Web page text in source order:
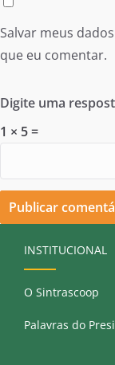
Salvar meus
que eu comentar.
Digite uma
1 × 5 =
INSTITUCIONAL
O Sintrascoop
Palavras do